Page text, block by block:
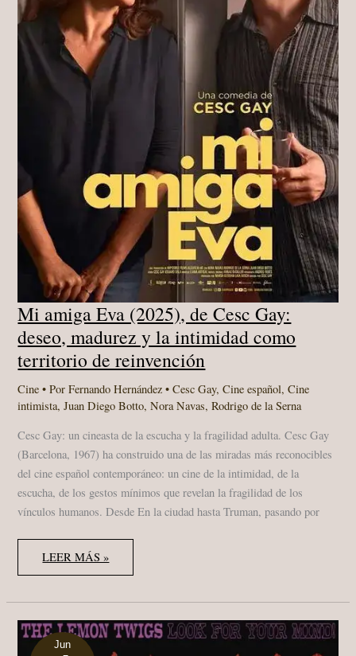
Mi amiga Eva (2025), de Cesc Gay:
deseo, madurez y la intimidad como
territorio de reinvención
Cine • PorFernando Hernández•Cesc Gay,Cine español,Cine
intimista,Juan Diego Botto,Nora Navas,Rodrigo de la Serna
Cesc Gay: un cineasta de la escucha y la fragilidad adulta. Cesc Gay
(Barcelona, 1967) ha construido una de las miradas más reconocibles
del cine español contemporáneo: un cine de la intimidad, de la
escucha, de los gestos mínimos que revelan la fragilidad de los
vínculos humanos. Desde En la ciudad hasta Truman, pasando por
MI
AMIGA
EVA
DE
GAY:
DESEO,
MADUREZ
LEER MÁS »
Jun